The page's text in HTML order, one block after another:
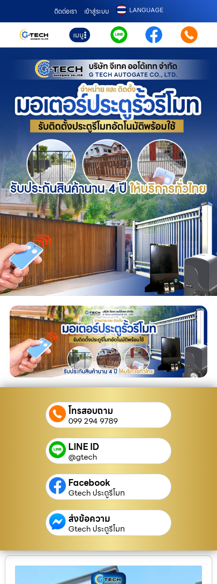
ติดต่อเรา เข้าสู่ระบบ LANGUAGE
เมนู
โทรสอบถาม
099 294 9789
LINE ID
@gtech
Facebook
Gtech ประตูรีโมท
ส่งข้อความ
Gtech ประตูรีโมท